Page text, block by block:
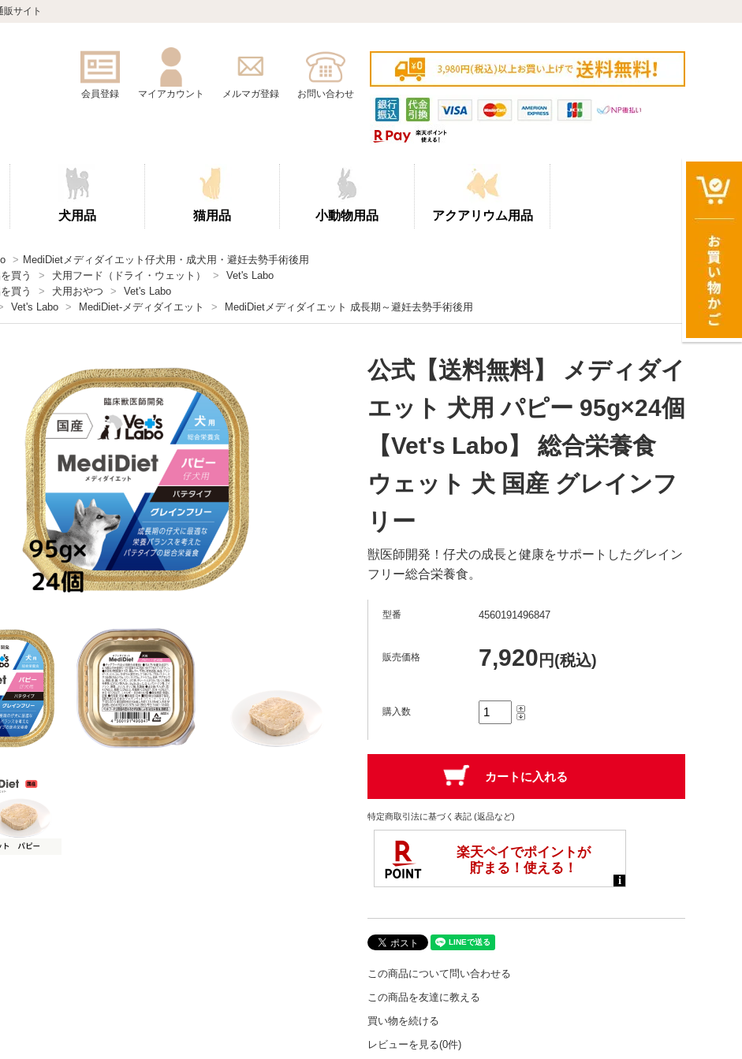
サイト
会員登録 マイアカウント メルマガ登録 お問い合わせ
犬用品 猫用品 小動物用品 アクアリウム用品
> MediDietメディダイエット仔犬用・成犬用・避妊去勢手術後用
買う > 犬用フード（ドライ・ウェット） >
Vet's Labo
買う > 犬用おやつ >
Vet's Labo
Vet's Labo > MediDiet-メディダイエット > MediDietメディダイエット 成長期～避妊去勢手術後用
公式【送料無料】 メディダイ
エット 犬用 パピー 95g×24個
【Vet's Labo】 総合栄養食
ウェット 犬 国産 グレインフ
リー
獣医師開発！仔犬の成長と健康をサポートしたグレイン
フリー総合栄養食。
型番 4560191496847
販売価格 7,920 円(税込)
購入数
特定商取引法に基づく表記 (返品など)
この商品について問い合わせる
この商品を友達に教える
買い物を続ける
レビューを見る(0件)